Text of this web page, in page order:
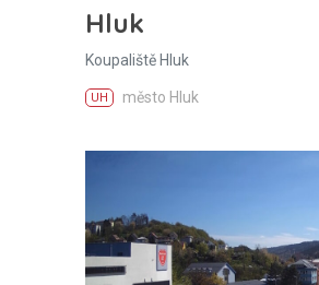
Hluk
Koupaliště Hluk
UH město Hluk